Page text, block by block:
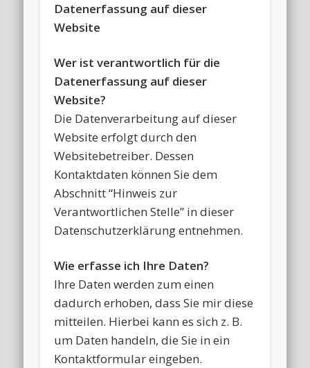
Datenerfassung auf dieser
Website
Wer ist verantwortlich für die
Datenerfassung auf dieser
Website?
Die Datenverarbeitung auf dieser
Website erfolgt durch den
Websitebetreiber. Dessen
Kontaktdaten können Sie dem
Abschnitt “Hinweis zur
Verantwortlichen Stelle” in dieser
Datenschutzerklärung entnehmen.
Wie erfasse ich Ihre Daten?
Ihre Daten werden zum einen
dadurch erhoben, dass Sie mir diese
mitteilen. Hierbei kann es sich z. B.
um Daten handeln, die Sie in ein
Kontaktformular eingeben.